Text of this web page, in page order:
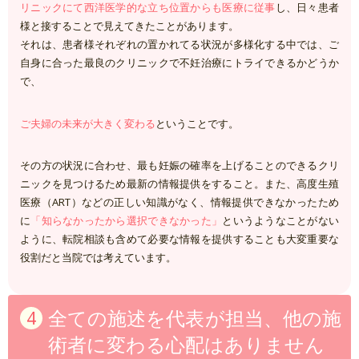
リニックにて西洋医学的な立ち位置からも医療に従事し、日々患者
様と接することで見えてきたことがあります。
それは、患者様それぞれの置かれてる状況が多様化する中では、ご
自身に合った最良のクリニックで不妊治療にトライできるかどうか
で、
ご夫婦の未来が大きく変わるということです。
その方の状況に合わせ、最も妊娠の確率を上げることのできるクリ
ニックを見つけるため最新の情報提供をすること。また、高度生殖
医療（ART）などの正しい知識がなく、情報提供できなかったため
に 「知らなかったから選択できなかった」 というようなことがない
ように、転院相談も含めて必要な情報を提供することも大変重要な
役割だと当院では考えています。
全ての施述を代表が担当、他の施
術者に変わる心配はありません